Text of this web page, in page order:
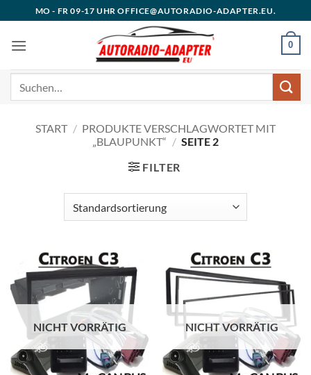
Inhalt
springen
MO - FR 09-17 UHR OFFICE@AUTORADIO-ADAPTER.EU.
0
START / PRODUKTE VERSCHLAGWORTET MIT
„BLAUPUNKT“ / SEITE 2
FILTER
NICHT VORRÄTIG NICHT VORRÄTIG